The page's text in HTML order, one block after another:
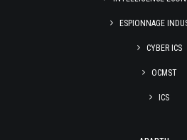
ESPIONNAGE
CYBER ICS
OCMST
ICS